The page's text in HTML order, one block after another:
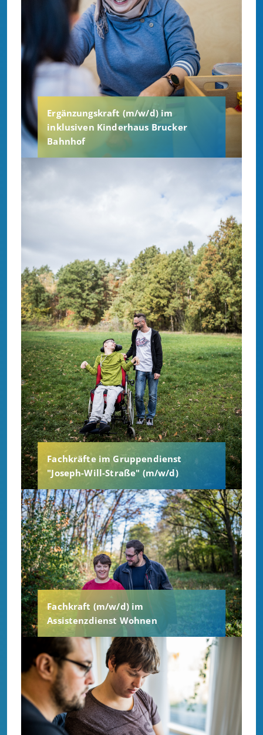
Ergänzungskraft (m/w/d) im
inklusiven Kinderhaus Brucker
Bahnhof
Fachkräfte im Gruppendienst
"Joseph-Will-Straße" (m/w/d)
Fachkraft (m/w/d) im
Assistenzdienst Wohnen